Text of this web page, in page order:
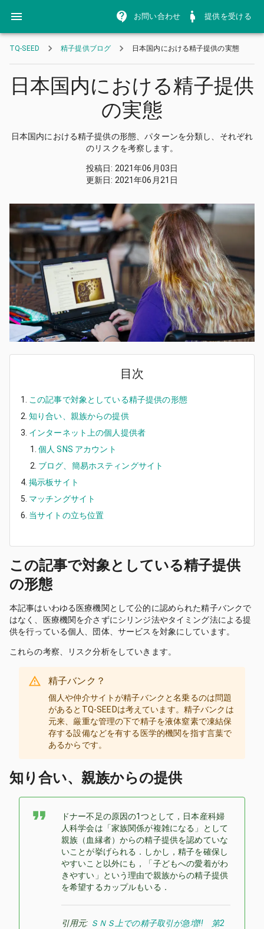
お問い合わせ 提供を受ける
TQ-SEED 精子提供ブログ 日本国内における精子提供の実態
日本国内における精子提供
の実態
日本国内における精子提供の形態、パターンを分類し、それぞれ
のリスクを考察します。
投稿日: 2021年06月03日
更新日: 2021年06月21日
目次
この記事で対象としている精子提供の形態
知り合い、親族からの提供
インターネット上の個人提供者
個人 SNS アカウント
ブログ、簡易ホスティングサイト
掲示板サイト
マッチングサイト
当サイトの立ち位置
この記事で対象としている精子提供
の形態
本記事はいわゆる医療機関として公的に認められた精子バンクで
はなく、医療機関を介さずにシリンジ法やタイミング法による提
供を行っている個人、団体、サービスを対象にしています。
これらの考察、リスク分析をしていきます。
精子バンク？
個人や仲介サイトが精子バンクと名乗るのは問題
があると TQ-SEEDは考えています。精子バンクは
元来、厳重な管理の下で精子を液体窒素で凍結保
存する設備などを有する医学的機関を指す言葉で
あるからです。
知り合い、親族からの提供
ドナー不足の原因の1つとして，日本産科婦
人科学会は「家族関係が複雑になる」として
親族（血縁者）からの精子提供を認めていな
いことが挙げられる．しかし，精子を確保し
やすいこと以外にも，「子どもへの愛着がわ
きやすい」という理由で親族からの精子提供
を希望するカップルもいる．
引用元: ＳＮＳ上での精子取引が急増!! 第2